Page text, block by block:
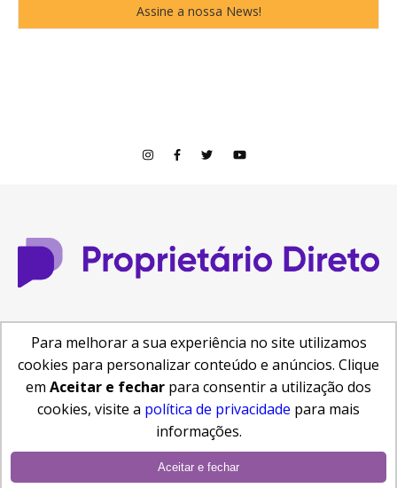
Central de Ajuda Como anunciar Busca de Imóveis
Reformas e Projetos
Para melhorar a sua experiência no site utilizamos
cookies para personalizar conteúdo e anúncios. Clique
em Aceitar e fechar para consentir a utilização dos
cookies, visite a política de privacidade para mais
informações.
Aceitar e fechar